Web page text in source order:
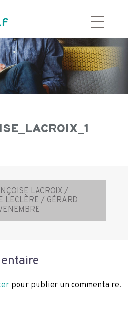
LACROIX /
LECLÈRE / GÉRARD
pour publier un commentaire.